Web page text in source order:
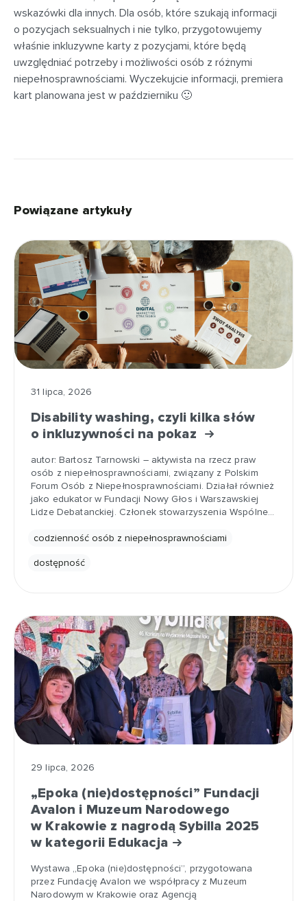
wskazówki dla innych. Dla osób, które szukają informacji
o pozycjach seksualnych i nie tylko, przygotowujemy
właśnie inkluzywne karty z pozycjami, które będą
uwzględniać potrzeby i możliwości osób z różnymi
niepełnosprawnościami. Wyczekujcie informacji, premiera
kart planowana jest w październiku 🙂
Powiązane artykuły
31 lipca, 2026
Disability washing, czyli kilka słów
o inkluzywności na pokaz
autor: Bartosz Tarnowski – aktywista na rzecz praw
osób z niepełnosprawnościami, związany z Polskim
Forum Osób z Niepełnosprawnościami. Działał również
jako edukator w Fundacji Nowy Głos i Warszawskiej
Lidze Debatanckiej. Członek stowarzyszenia Wspólne…
codzienność osób z niepełnosprawnościami
dostępność
29 lipca, 2026
„Epoka (nie)dostępności” Fundacji
Avalon i Muzeum Narodowego
w Krakowie z nagrodą Sybilla 2025
w kategorii Edukacja
Wystawa „Epoka (nie)dostępności”, przygotowana
przez Fundację Avalon we współpracy z Muzeum
Narodowym w Krakowie oraz Agencją